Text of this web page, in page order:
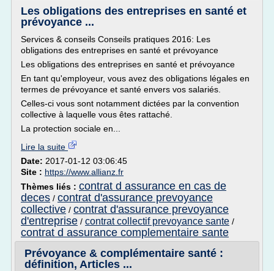
Les obligations des entreprises en santé et
prévoyance ...
Services & conseils Conseils pratiques 2016: Les
obligations des entreprises en santé et prévoyance
Les obligations des entreprises en santé et prévoyance
En tant qu'employeur, vous avez des obligations légales en
termes de prévoyance et santé envers vos salariés.
Celles-ci vous sont notamment dictées par la convention
collective à laquelle vous êtes rattaché.
La protection sociale en...
Lire la suite
Date: 2017-01-12 03:06:45
Site : https://www.allianz.fr
Thèmes liés : contrat d assurance en cas de
deces / contrat d'assurance prevoyance
collective / contrat d'assurance prevoyance
d'entreprise / contrat collectif prevoyance sante /
contrat d assurance complementaire sante
Prévoyance & complémentaire santé :
définition, Articles ...